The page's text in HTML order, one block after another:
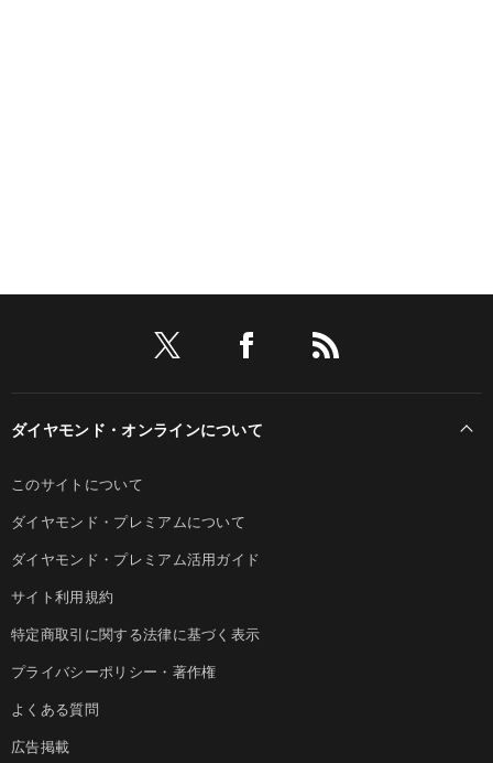
ダイヤモンド・オンラインについて
このサイトについて
ダイヤモンド・プレミアムについて
ダイヤモンド・プレミアム活用ガイド
サイト利用規約
特定商取引に関する法律に基づく表示
プライバシーポリシー・著作権
よくある質問
広告掲載